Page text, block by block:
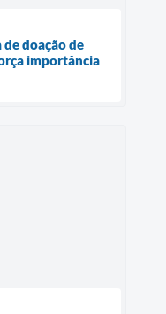
doação de
importância